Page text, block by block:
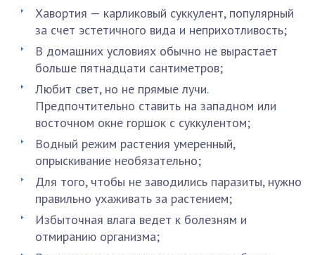
Хавортия — карликовый суккулент, популярный
за счет эстетичного вида и неприхотливость;
В домашних условиях обычно не вырастает
больше пятнадцати сантиметров;
Любит свет, но не прямые лучи.
Предпочтительно ставить на западном или
восточном окне горшок с суккулентом;
Водный режим растения умеренный,
опрыскивание необязательно;
Для того, чтобы не заводились паразиты, нужно
правильно ухаживать за растением;
Избыточная влага ведет к болезням и
отмиранию организма;